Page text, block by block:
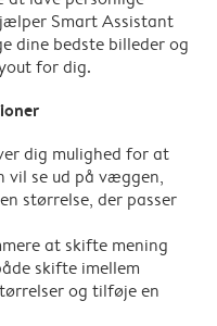
Smart Assistant
dine bedste billeder og
for dig.
dig mulighed for at
vil se ud på væggen,
størrelse, der passer
at skifte mening
skifte imellem
og tilføje en